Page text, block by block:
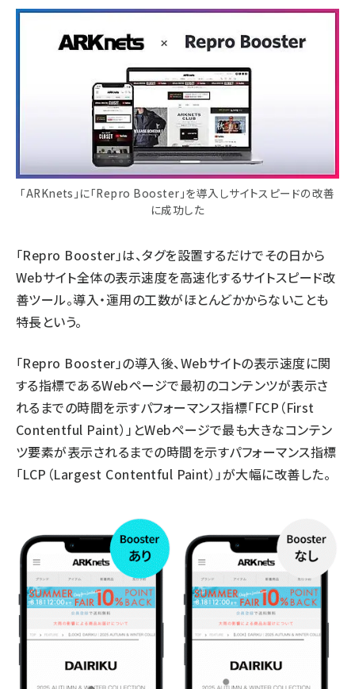
「ARKnets」に「Repro Booster」を導入しサイトスピードの改善
に成功した
「Repro Booster」は、タグを設置するだけでその日から
Webサイト全体の表示速度を高速化するサイトスピード改
善ツール。導入・運用の工数がほとんどかからないことも
特長という。
「Repro Booster」の導入後、Webサイトの表示速度に関
する指標であるWebページで最初のコンテンツが表示さ
れるまでの時間を示すパフォーマンス指標「FCP（First
Contentful Paint）」とWebページで最も大きなコンテン
ツ要素が表示されるまでの時間を示すパフォーマンス指標
「LCP（Largest Contentful Paint）」が大幅に改善した。